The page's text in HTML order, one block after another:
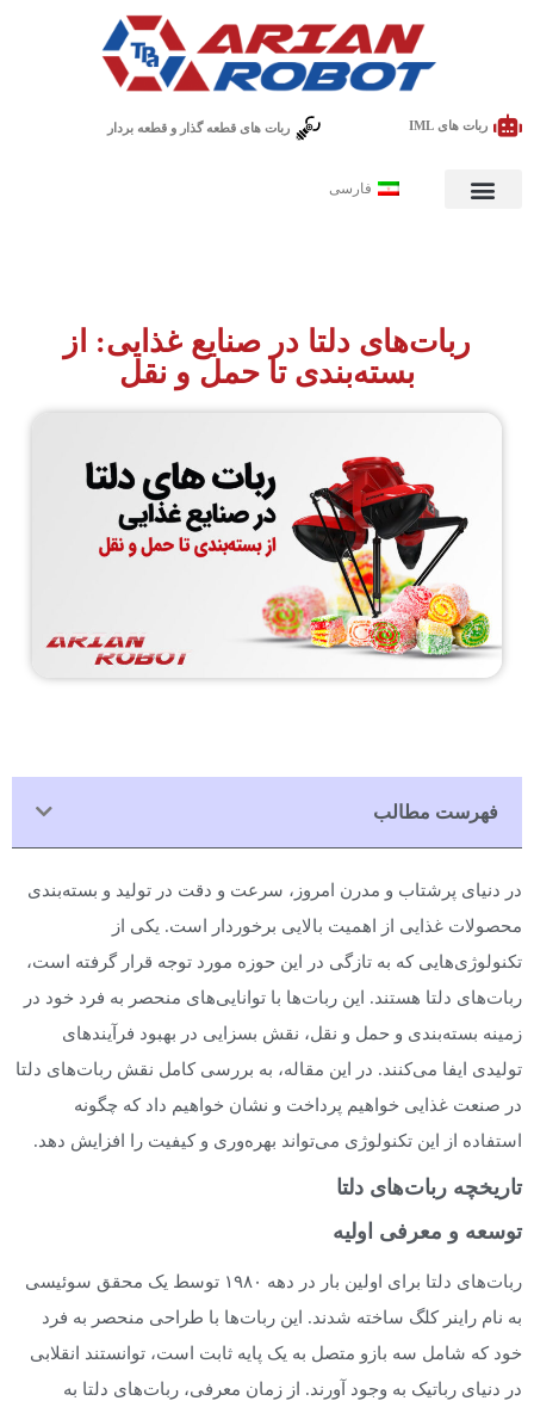
ربات های IML ربات های قطعه گذار و قطعه بردار
فارسی
ربات‌های دلتا در صنایع غذایی: از
بسته‌بندی تا حمل و نقل
فهرست مطالب
در دنیای پرشتاب و مدرن امروز، سرعت و دقت در تولید و بسته‌بندی
محصولات غذایی از اهمیت بالایی برخوردار است. یکی از
تکنولوژی‌هایی که به تازگی در این حوزه مورد توجه قرار گرفته است،
ربات‌های دلتا هستند. این ربات‌ها با توانایی‌های منحصر به فرد خود در
زمینه بسته‌بندی و حمل و نقل، نقش بسزایی در بهبود فرآیندهای
تولیدی ایفا می‌کنند. در این مقاله، به بررسی کامل نقش ربات‌های دلتا
در صنعت غذایی خواهیم پرداخت و نشان خواهیم داد که چگونه
استفاده از این تکنولوژی می‌تواند بهره‌وری و کیفیت را افزایش دهد.
تاریخچه ربات‌های دلتا
توسعه و معرفی اولیه
ربات‌های دلتا برای اولین بار در دهه ۱۹۸۰ توسط یک محقق سوئیسی
به نام راینر کلگ ساخته شدند. این ربات‌ها با طراحی منحصر به فرد
خود که شامل سه بازو متصل به یک پایه ثابت است، توانستند انقلابی
در دنیای رباتیک به وجود آورند. از زمان معرفی، ربات‌های دلتا به